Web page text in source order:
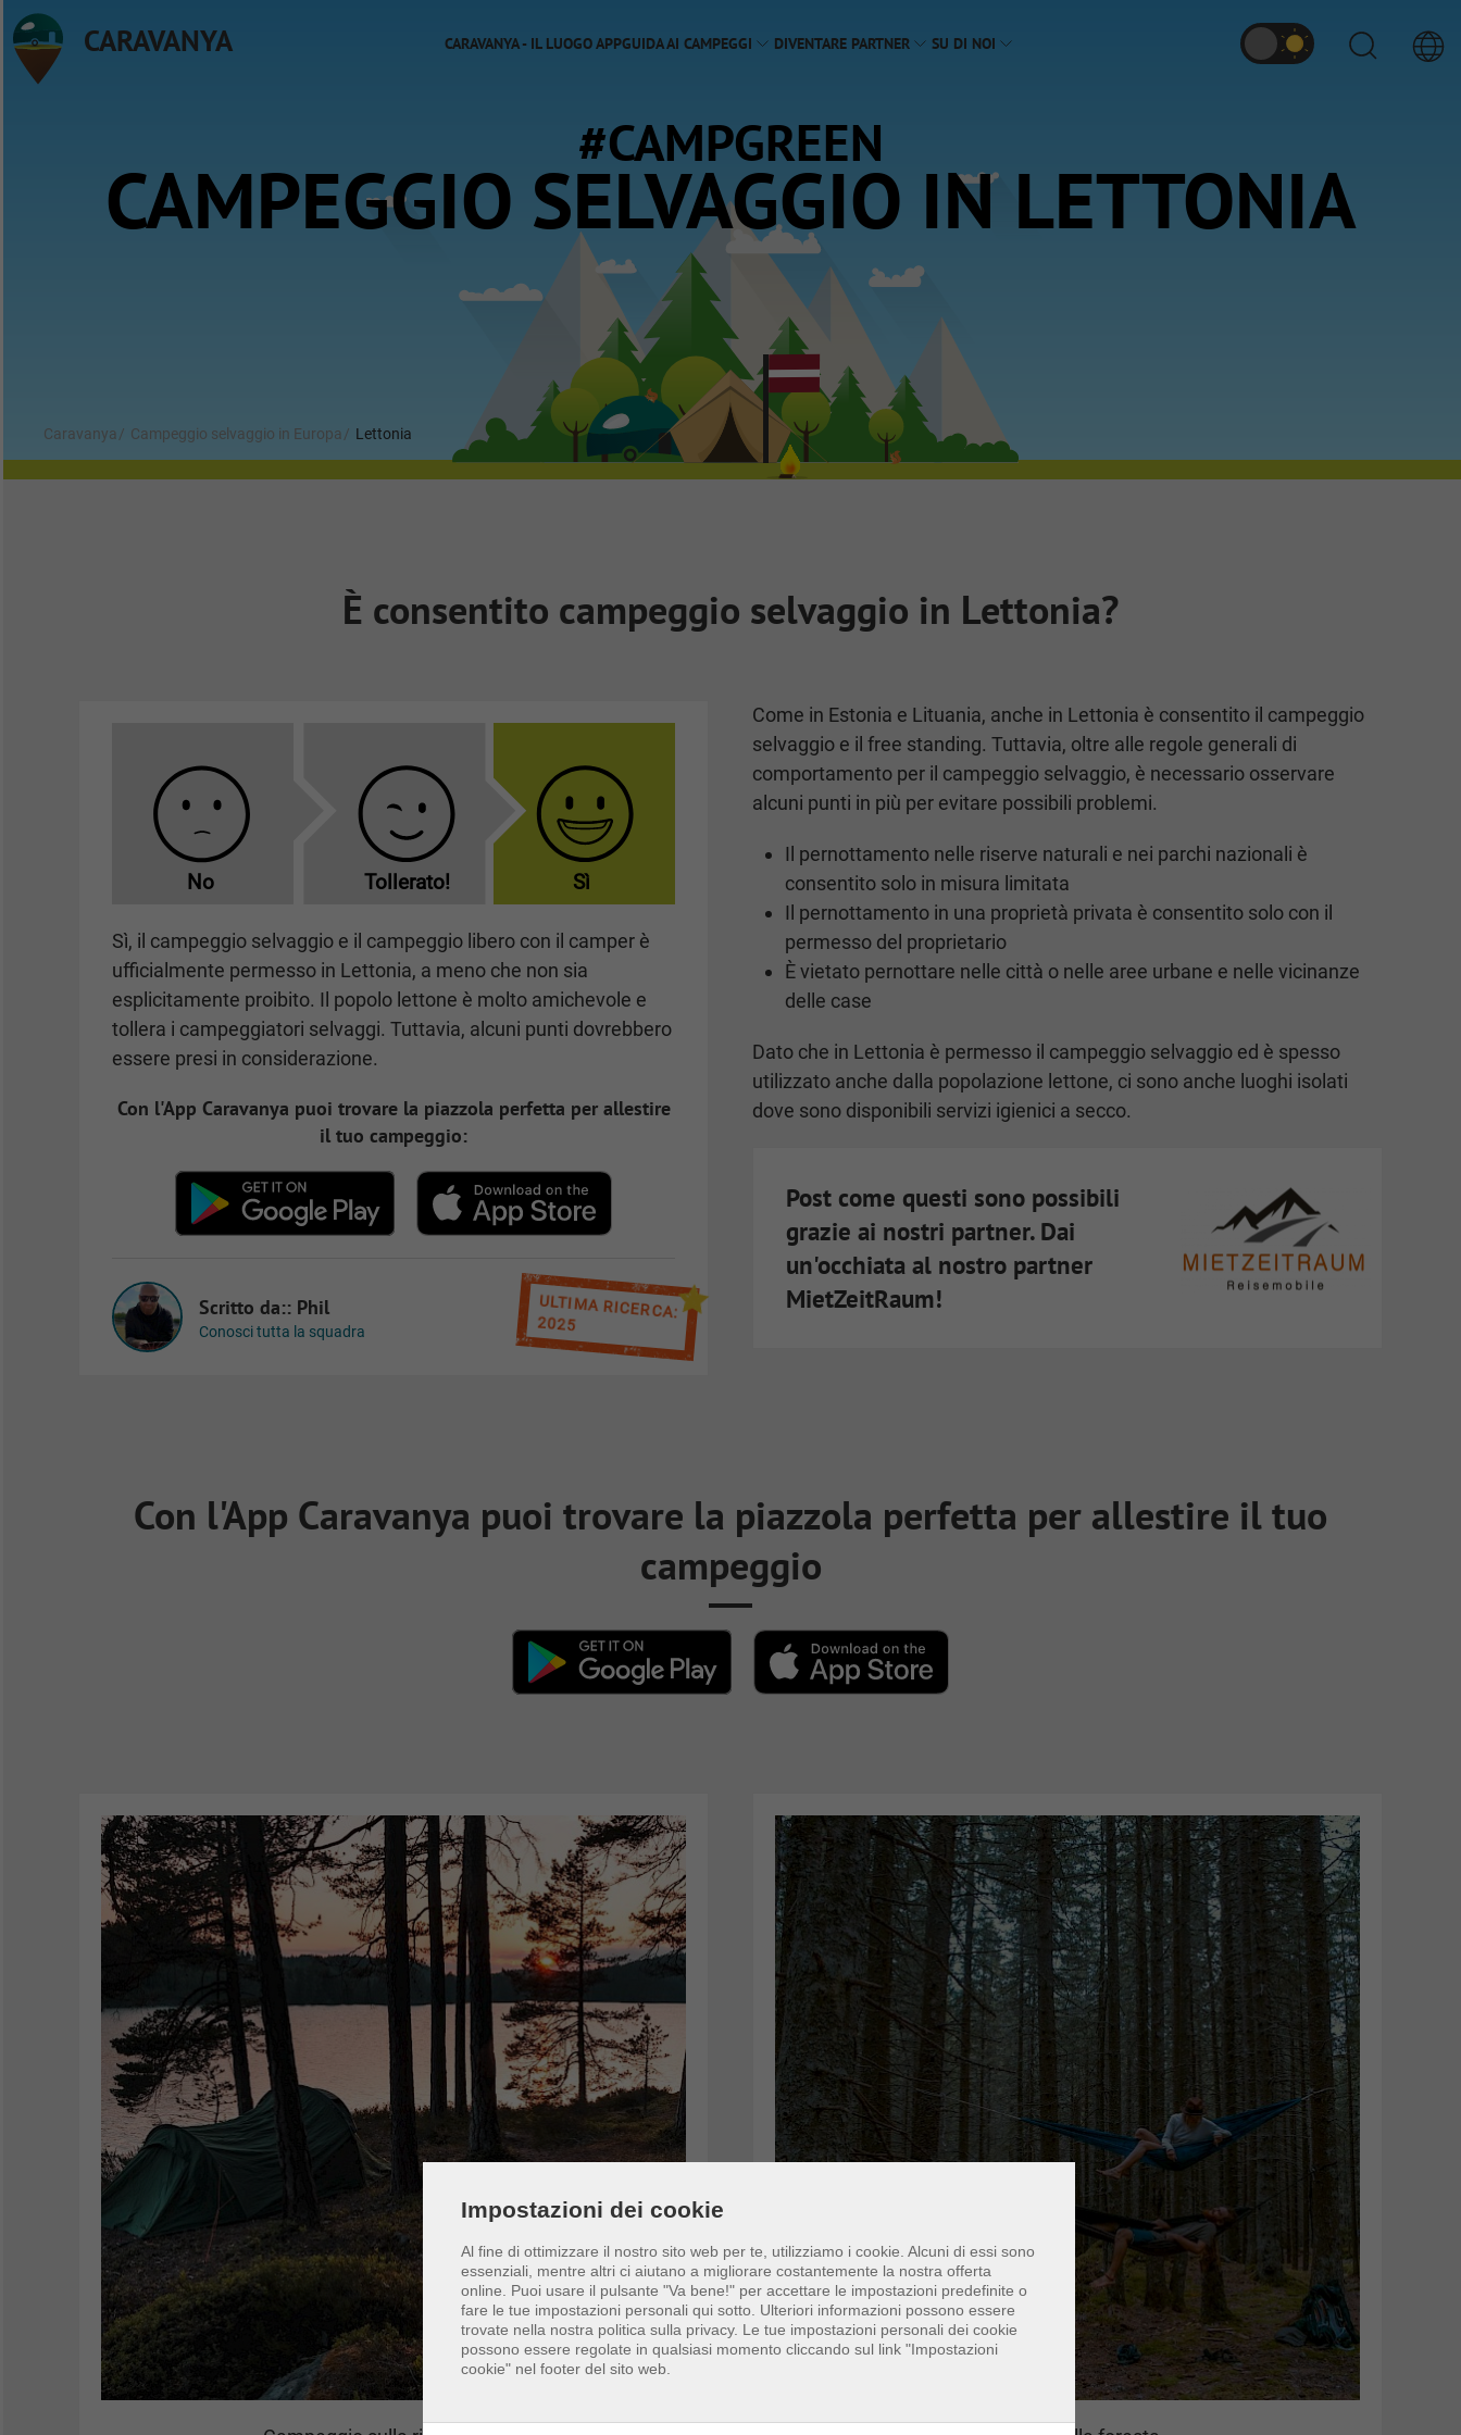
Impostazioni dei cookie
Al fine di ottimizzare il nostro sito web per te, utilizziamo i cookie. Alcuni di essi sono
essenziali, mentre altri ci aiutano a migliorare costantemente la nostra offerta
online.
Puoi usare il pulsante "Va bene!" per accettare le impostazioni predefinite o
fare le tue impostazioni personali qui sotto. Ulteriori informazioni possono essere
trovate nella nostra politica sulla privacy. Le tue impostazioni personali dei cookie
possono essere regolate in qualsiasi momento cliccando sul link "Impostazioni
cookie" nel footer del sito web.
CARAVANYA CARAVANYA - IL LUOGO APPGUIDA AI CAMPEGGI DIVENTARE PARTNER SU DI NOI
#CAMPGREEN
CAMPEGGIO SELVAGGIO IN LETTONIA
Caravanya Campeggio selvaggio in Europa Lettonia
È consentito campeggio selvaggio in Lettonia?
No Tollerato! Sì
Sì, il campeggio selvaggio e il campeggio libero con il camper è
ufficialmente permesso in Lettonia, a meno che non sia
esplicitamente proibito. Il popolo lettone è molto amichevole e
tollera i campeggiatori selvaggi. Tuttavia, alcuni punti dovrebbero
essere presi in considerazione.
Con l'App Caravanya puoi trovare la piazzola perfetta per allestire
il tuo campeggio:
Scritto da:: Phil
Conosci tutta la squadra
ULTIMA RICERCA:
2025
Come in Estonia e Lituania, anche in Lettonia è consentito il campeggio
selvaggio e il free standing. Tuttavia, oltre alle regole generali di
comportamento per il campeggio selvaggio, è necessario osservare
alcuni punti in più per evitare possibili problemi.
Il pernottamento nelle riserve naturali e nei parchi nazionali è
consentito solo in misura limitata
Il pernottamento in una proprietà privata è consentito solo con il
permesso del proprietario
È vietato pernottare nelle città o nelle aree urbane e nelle vicinanze
delle case
Dato che in Lettonia è permesso il campeggio selvaggio ed è spesso
utilizzato anche dalla popolazione lettone, ci sono anche luoghi isolati
dove sono disponibili servizi igienici a secco.
Post come questi sono possibili
grazie ai nostri partner. Dai
un'occhiata al nostro partner
MietZeitRaum!
Con l'App Caravanya puoi trovare la piazzola perfetta per allestire il tuo
campeggio